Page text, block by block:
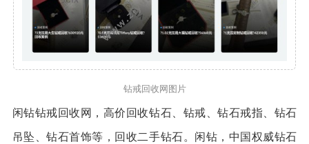
钻戒回收网图片
闲钻钻戒回收网，高价回收钻石、钻戒、钻石戒指、钻石
吊坠、钻石首饰等，回收二手钻石。闲钻，中国权威钻石